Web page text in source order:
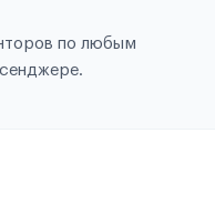
по любым